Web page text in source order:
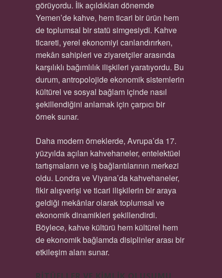
görüyordu. İlk açıldıkları dönemde
Yemen’de kahve, hem ticari bir ürün hem
de toplumsal bir statü simgesiydi. Kahve
ticareti, yerel ekonomiyi canlandırırken,
mekân sahipleri ve ziyaretçiler arasında
karşılıklı bağımlılık ilişkileri yaratıyordu. Bu
durum, antropolojide ekonomik sistemlerin
kültürel ve sosyal bağlam içinde nasıl
şekillendiğini anlamak için çarpıcı bir
örnek sunar.
Daha modern örneklerde, Avrupa’da 17.
yüzyılda açılan kahvehaneler, entelektüel
tartışmaların ve iş bağlantılarının merkezi
oldu. Londra ve Viyana’da kahvehaneler,
fikir alışverişi ve ticari ilişkilerin bir araya
geldiği mekânlar olarak toplumsal ve
ekonomik dinamikleri şekillendirdi.
Böylece, kahve kültürü hem kültürel hem
de ekonomik bağlamda disiplinler arası bir
etkileşim alanı sunar.